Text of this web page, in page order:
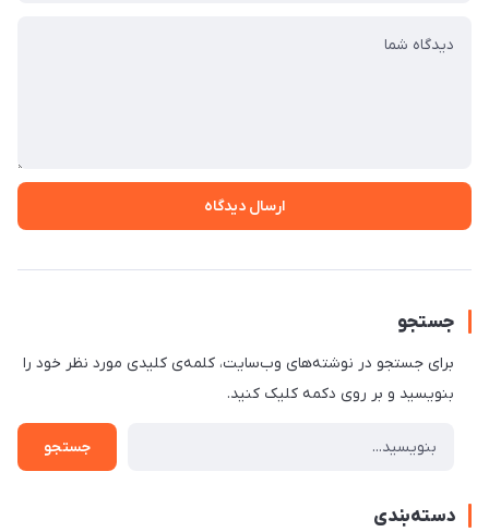
ارسال دیدگاه
جستجو
برای جستجو در نوشته‌های وب‌سایت، کلمه‌ی کلیدی مورد نظر خود را
بنویسید و بر روی دکمه کلیک کنید.
جستجو
دسته‌بندی